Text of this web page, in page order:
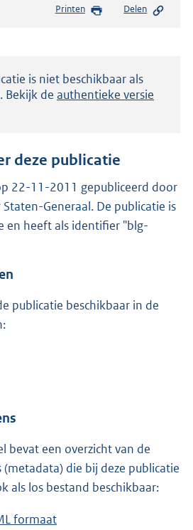
s
d
g
t
e
:
8
Printen Delen
is niet beschikbaar als
Bekijk de authentieke versie
deze publicatie
22-11-2011 gepubliceerd door
Generaal. De publicatie is
en heeft als identifier "blg-
publicatie beschikbaar in de
bevat een overzicht van de
(metadata) die bij deze publicatie
als los bestand beschikbaar:
formaat